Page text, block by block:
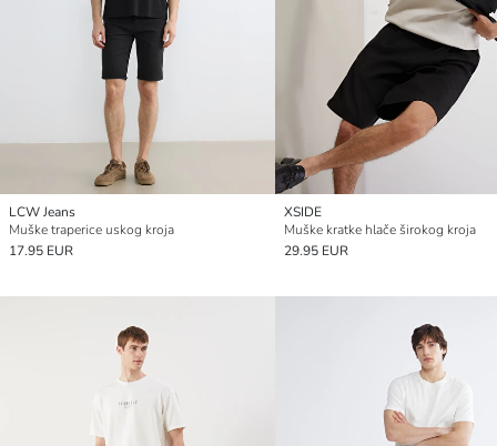
LCW Jeans
Muške traperice uskog kroja
17.95 EUR
XSIDE
Muške kratke hlače širokog kroja
29.95 EUR